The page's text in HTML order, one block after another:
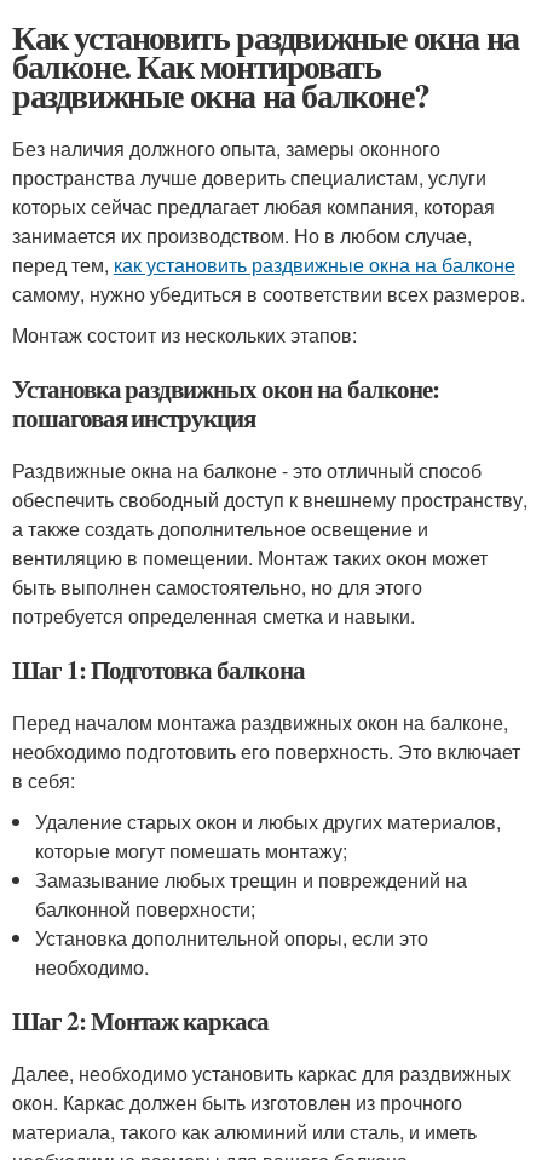
Как установить раздвижные окна на
балконе. Как монтировать
раздвижные окна на балконе?
Без наличия должного опыта, замеры оконного
пространства лучше доверить специалистам, услуги
которых сейчас предлагает любая компания, которая
занимается их производством. Но в любом случае,
перед тем, как установить раздвижные окна на балконе
самому, нужно убедиться в соответствии всех размеров.
Монтаж состоит из нескольких этапов:
Установка раздвижных окон на балконе:
пошаговая инструкция
Раздвижные окна на балконе - это отличный способ
обеспечить свободный доступ к внешнему пространству,
а также создать дополнительное освещение и
вентиляцию в помещении. Монтаж таких окон может
быть выполнен самостоятельно, но для этого
потребуется определенная сметка и навыки.
Шаг 1: Подготовка балкона
Перед началом монтажа раздвижных окон на балконе,
необходимо подготовить его поверхность. Это включает
в себя:
Удаление старых окон и любых других материалов,
которые могут помешать монтажу;
Замазывание любых трещин и повреждений на
балконной поверхности;
Установка дополнительной опоры, если это
необходимо.
Шаг 2: Монтаж каркаса
Далее, необходимо установить каркас для раздвижных
окон. Каркас должен быть изготовлен из прочного
материала, такого как алюминий или сталь, и иметь